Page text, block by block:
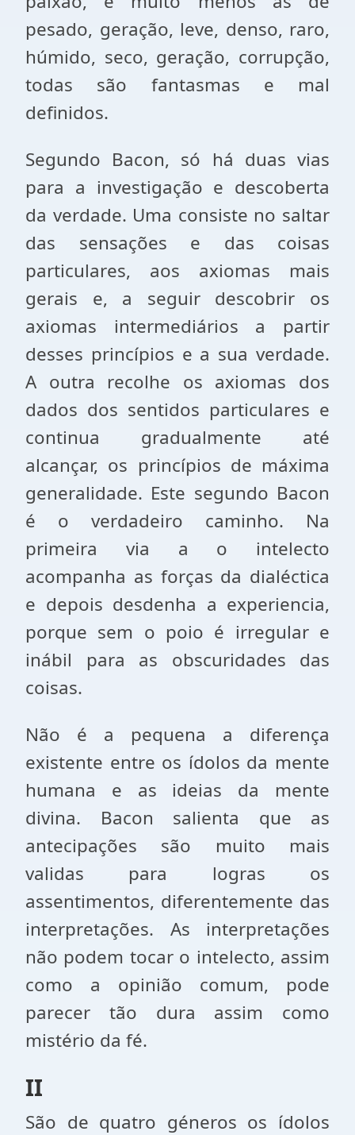
pesado, geração, leve, denso, raro,
húmido, seco, geração, corrupção,
todas são fantasmas e mal
definidos.
Segundo Bacon, só há duas vias
para a investigação e descoberta
da verdade. Uma consiste no saltar
das sensações e das coisas
particulares, aos axiomas mais
gerais e, a seguir descobrir os
axiomas intermediários a partir
desses princípios e a sua verdade.
A outra recolhe os axiomas dos
dados dos sentidos particulares e
continua gradualmente até
alcançar, os princípios de máxima
generalidade. Este segundo Bacon
é o verdadeiro caminho. Na
primeira via a o intelecto
acompanha as forças da dialéctica
e depois desdenha a experiencia,
porque sem o poio é irregular e
inábil para as obscuridades das
coisas.
Não é a pequena a diferença
existente entre os ídolos da mente
humana e as ideias da mente
divina. Bacon salienta que as
antecipações são muito mais
validas para logras os
assentimentos, diferentemente das
interpretações. As interpretações
não podem tocar o intelecto, assim
como a opinião comum, pode
parecer tão dura assim como
mistério da fé.
II
São de quatro géneros os ídolos